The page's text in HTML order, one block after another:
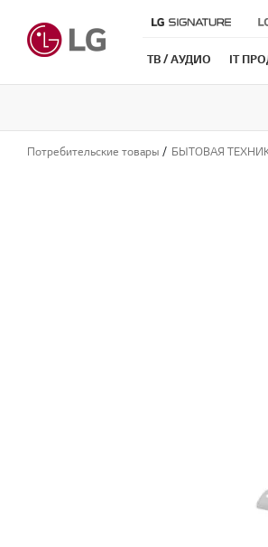
ТВ / АУДИО IT
Потребительские товары БЫТОВАЯ